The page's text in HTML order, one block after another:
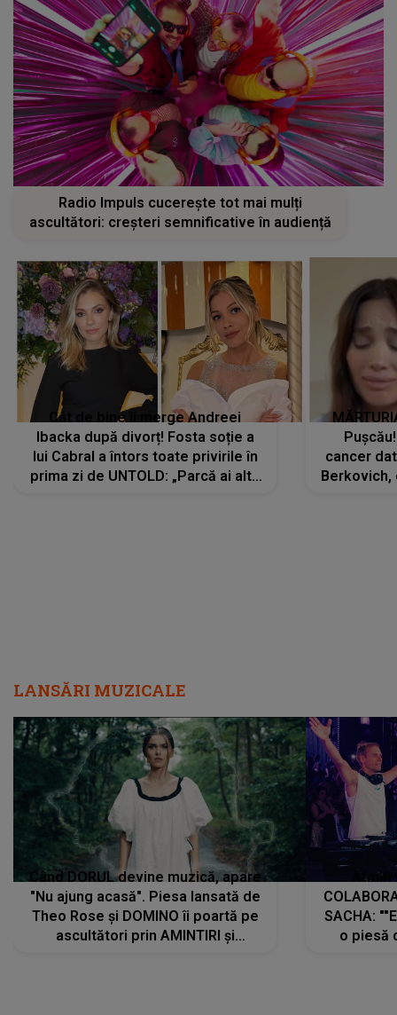
Radio Impuls cucerește tot mai mulți
ascultători: creșteri semnificative în audiență
Cât de bine îi merge Andreei
Ibacka după divorț! Fosta soție a
lui Cabral a întors toate privirile în
prima zi de UNTOLD: „Parcă ai altă
cancer
LANSĂRI MUZICALE
Când DORUL devine muzică, apare
"Nu ajung acasă". Piesa lansată de
Theo Rose și DOMINO îi poartă pe
ascultători prin AMINTIRI și
SACHA:
o piesă